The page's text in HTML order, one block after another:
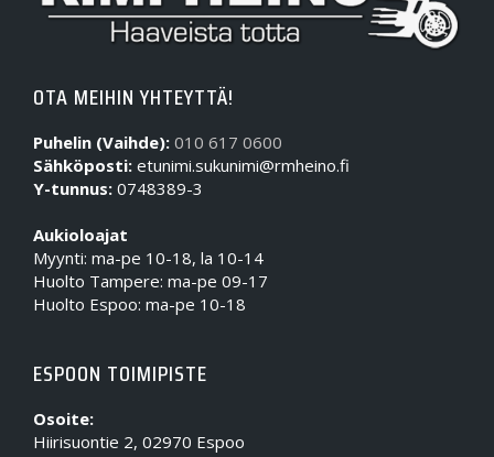
OTA MEIHIN YHTEYTTÄ!
Puhelin (Vaihde): 010 617 0600
Sähköposti: etunimi.sukunimi@rmheino.fi
Y-tunnus: 0748389-3
Aukioloajat
Myynti: ma-pe 10-18, la 10-14
Huolto Tampere: ma-pe 09-17
Huolto Espoo: ma-pe 10-18
ESPOON TOIMIPISTE
Osoite:
Hiirisuontie 2, 02970 Espoo